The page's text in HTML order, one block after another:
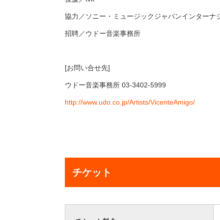
協力／ソニー・ミュージックジャパンインターナ
招聘／ウドー音楽事務所
[お問い合せ先]
ウドー音楽事務所 03-3402-5999
http://www.udo.co.jp/Artists/VicenteAmigo/
チケット